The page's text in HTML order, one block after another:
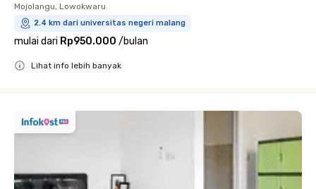
Mojolangu, Lowokwaru
2.4 km dari universitas negeri malang
mulai dari Rp950.000 /bulan
Lihat info lebih banyak